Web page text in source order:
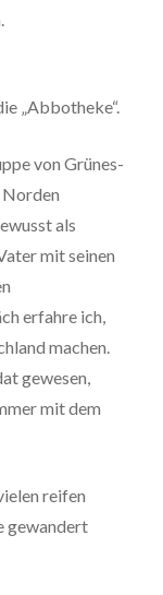
„Abbotheke“.
von Grünes-
Norden
als
mit seinen
erfahre ich,
machen.
gewesen,
mit dem
reifen
gewandert